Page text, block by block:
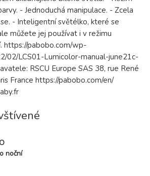
- Jednoduchá manipulace. - Zcela
- Inteligentní světélko, které se
můžete jej používat i v režimu
https://pabobo.com/wp-
02/LCS01-Lumicolor-manual-june21c-
RSCU Europe SAS 38, rue René
France https://pabobo.com/en/
noční